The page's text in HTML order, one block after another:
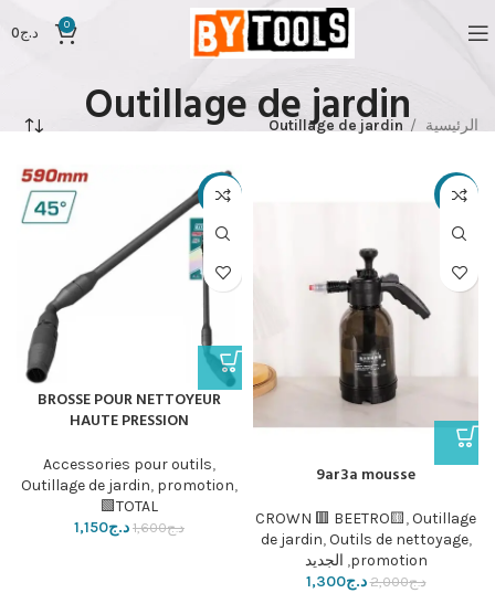
0 د.ج0
Outillage de jardin الرئيسية Outillage de jardin
-35%
9ar3a mousse
CROWN 🟥 BEETRO🟨,Outillage
de jardin,Outils de nettoyage,
promotion
, الجديد
د.ج2,000 د.ج1,300
-28%
BROSSE POUR NETTOYEUR
HAUTE PRESSION
Accessories pour outils,
Outillage de jardin, promotion,
TOTAL🟩
د.ج1,600 د.ج1,150